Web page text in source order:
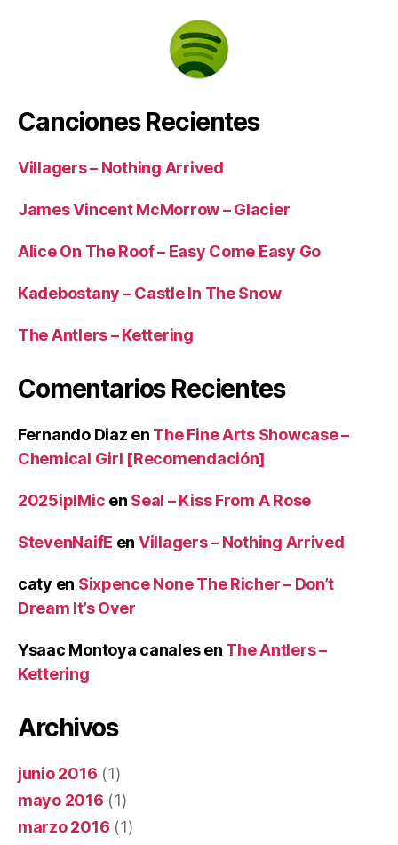
Canciones Recientes
Villagers – Nothing Arrived
James Vincent McMorrow – Glacier
Alice On The Roof – Easy Come Easy Go
Kadebostany – Castle In The Snow
The Antlers – Kettering
Comentarios Recientes
Fernando Diaz en The Fine Arts Showcase –
Chemical Girl [Recomendación]
2025iplMic en Seal – Kiss From A Rose
StevenNaifE en Villagers – Nothing Arrived
caty en Sixpence None The Richer – Don’t
Dream It’s Over
Ysaac Montoya canalesen The Antlers –
Kettering
Archivos
junio 2016 (1)
mayo 2016 (1)
marzo 2016 (1)